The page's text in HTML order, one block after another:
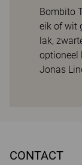
Bombito
eik of wit
lak,
optioneel
Jonas
CONTACT